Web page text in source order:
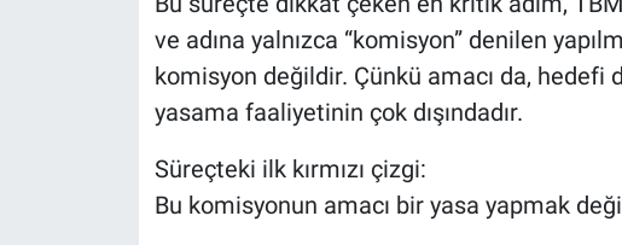
ve adına yalnızca “komisyon” denilen
komisyon değildir. Çünkü amacı da, hedefi
yasama faaliyetinin çok dışındadır.
Süreçteki ilk kırmızı çizgi:
Bu komisyonun amacı bir yasa yapmak